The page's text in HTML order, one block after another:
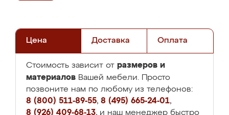
Цена Доставка Оплата
Стоимость зависит от размеров и
материалов Вашей мебели. Просто
позвоните нам по любому из телефонов:
8 (800) 511-89-55, 8 (495) 665-24-01,
8 (926) 409-68-13, и наш менеджер быстро